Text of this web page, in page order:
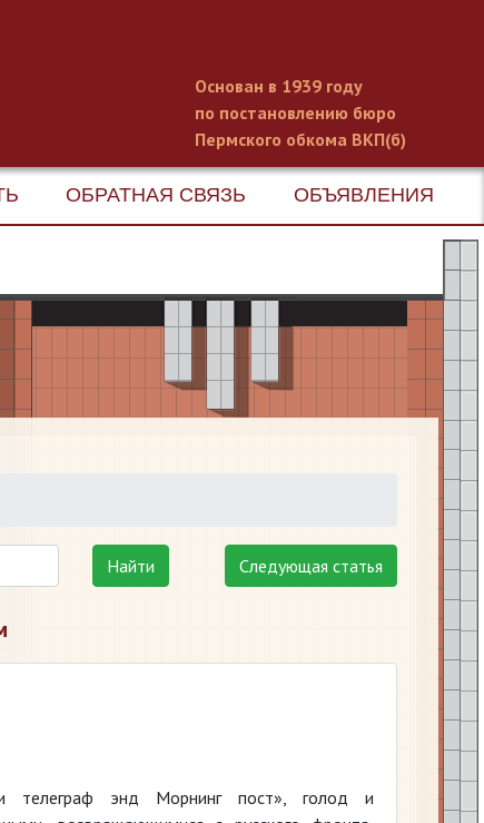
Основан в 1939 году
по постановлению бюро
Пермского обкома ВКП(б)
ОБРАТНАЯ СВЯЗЬ ОБЪЯВЛЕНИЯ
Найти Следующая статья
энд Морнинг пост», голод и